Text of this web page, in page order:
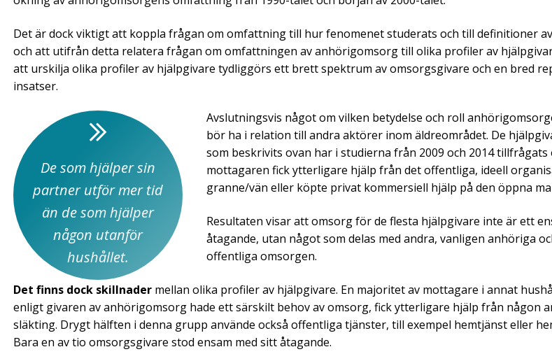
Det är dock viktigt att koppla frågan om omfattning till hur fenomenet studerats och till definitioner
och att utifrån detta relatera frågan om omfattningen av anhörigomsorg till olika profiler av
att urskilja olika profiler av hjälpgivare tydliggörs ett brett spektrum av omsorgsgivare och en bred
insatser.
Avslutningsvis något om vilken betydelse och roll
bör ha i relation till andra aktörer inom äldreområdet. De
som beskrivits ovan har i studierna från 2009 och 2014 tillfrågats
mottagaren fick ytterligare hjälp från det offentliga, ideell
granne/vän eller köpte privat kommersiell hjälp på den öppna
Resultaten visar att omsorg för de flesta hjälpgivare inte är ett
åtagande, utan något som delas med andra, vanligen anhöriga
offentliga omsorgen.
De som hjälper sin
partner utför mer tid
än de som hjälper
någon utanför
hushållet.
Det finns dock skillnader mellan olika profiler av hjälpgivare. En majoritet av mottagare i annat
enligt givaren av anhörigomsorg hade ett särskilt behov av omsorg, fick ytterligare hjälp från någon
släkting. Drygt hälften i denna grupp använde också offentliga tjänster, till exempel hemtjänst eller
Bara en av tio omsorgsgivare stod ensam med sitt åtagande.